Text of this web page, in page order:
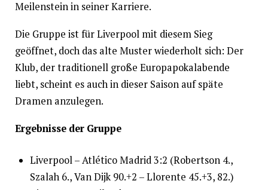
Meilenstein in seiner Karriere.
Die Gruppe ist für Liverpool mit diesem Sieg
geöffnet, doch das alte Muster wiederholt sich: Der
Klub, der traditionell große Europapokalabende
liebt, scheint es auch in dieser Saison auf späte
Dramen anzulegen.
Ergebnisse der Gruppe
Liverpool – Atlético Madrid 3:2 (Robertson 4.,
Szalah 6., Van Dijk 90.+2 – Llorente 45.+3, 82.)